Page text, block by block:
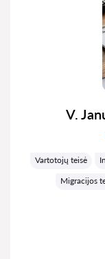
V.
Vartotojų teisė
Migracijos